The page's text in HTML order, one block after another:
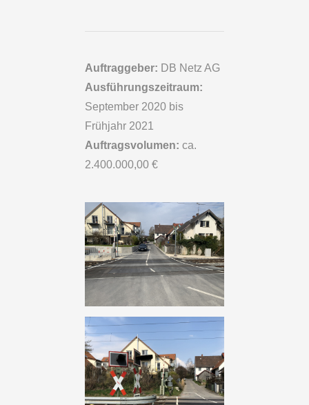
Auftraggeber: DB Netz AG
Ausführungszeitraum:
September 2020 bis
Frühjahr 2021
Auftragsvolumen:ca.
2.400.000,00 €